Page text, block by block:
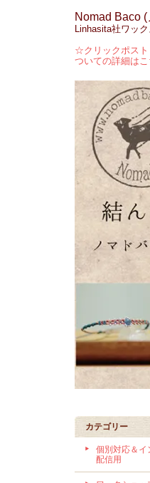
Nomad Baco
Linhasita社ワッ
☆クリックポスト
ついての詳細は
カテゴリー
個別対応＆イ
配信用